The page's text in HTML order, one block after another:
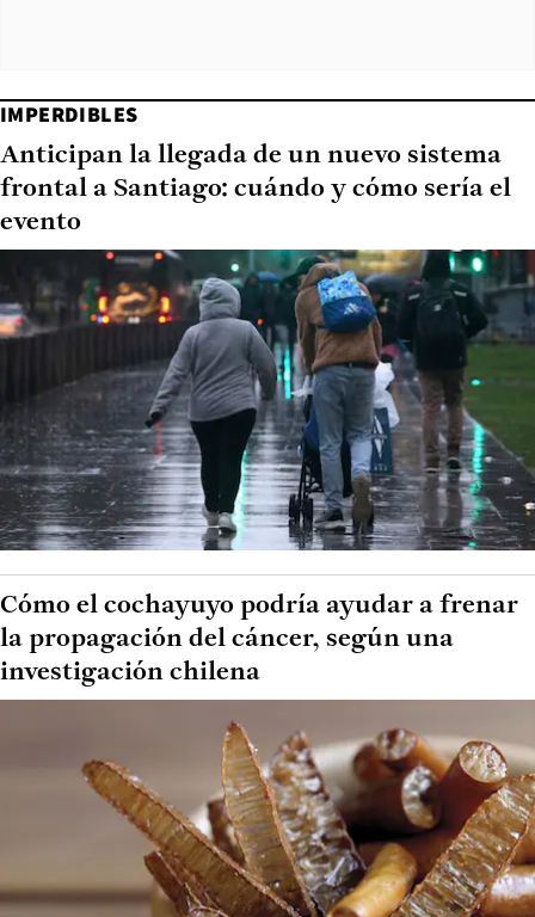
IMPERDIBLES
Anticipan la llegada de un nuevo sistema
frontal a Santiago: cuándo y cómo sería el
evento
Cómo el cochayuyo podría ayudar a frenar
la propagación del cáncer, según una
investigación chilena